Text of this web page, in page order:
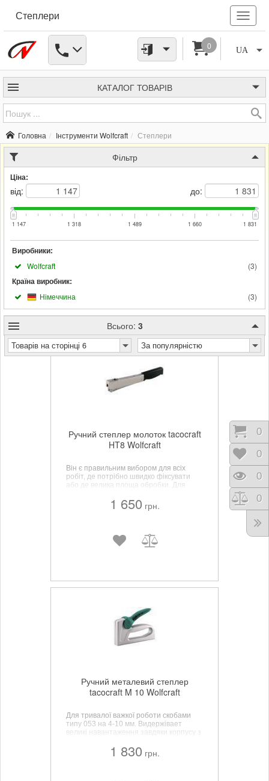
Степлери
UA
0
КАТАЛОГ ТОВАРІВ
Головна Інструменти Wolfcraft Степлери
Фільтр
Ціна:
від: до:
1 147 1 318 1 489 1 660 1 831
Виробники:
(3)
Wolfcraft
Країна виробник:
(3)
Німеччина
Всього: 3
Товарів на сторінці 6 За популярністю
Ручний степлер молоток tacocraft
HT8 Wolfcraft
Він є правильним вибором для всіх
робіт, де потрібно швидко фіксувати
або де велика площа обробки. Для
1 650 грн.
Ручний металевий степлер
tacocraft M 10 Wolfcraft
Для тривалої важкої роботи скобами
типу 053 на 4-10 мм. Bидержівает
великі навантаження завдяки корпусу з
1 830 грн.
0
0
0
0